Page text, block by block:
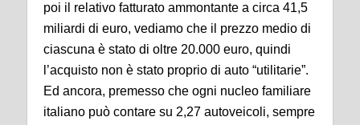
poi il relativo fatturato ammontante a circa 41,5
miliardi di euro, vediamo che il prezzo medio di
ciascuna è stato di oltre 20.000 euro, quindi
l’acquisto non è stato proprio di auto “utilitarie”.
Ed ancora, premesso che ogni nucleo familiare
italiano può contare su 2,27 autoveicoli, sempre